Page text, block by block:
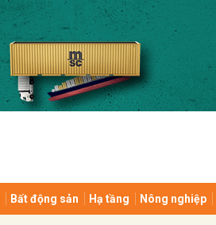
Bất động sản Hạ tầng Nông nghiệp